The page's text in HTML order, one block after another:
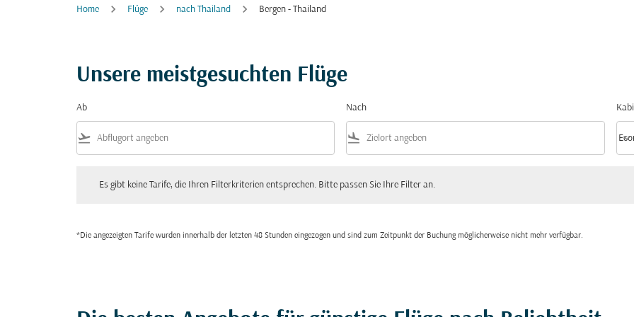
Home Flüge nach Thailand Bergen - Thailand
Unsere meistgesuchten Flüge
Ab
flight_takeoff
Nach
flight_land keyboard_arrow_down
Es gibt keine Tarife, die Ihren Filterkriterien entsprechen. Bitte passen Sie Ihre Filter an.
*Die angezeigten Tarife wurden innerhalb der letzten 48 Stunden eingezogen und sind zum Zeitpunkt der Buchung möglicherweise nicht mehr verfügbar.